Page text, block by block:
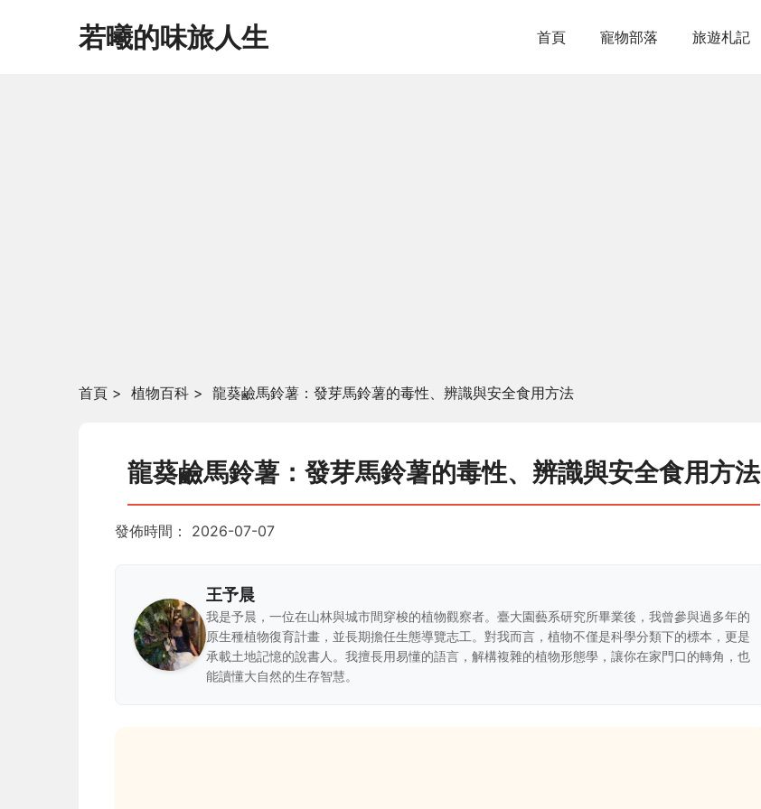
若曦的味旅人生 首頁 寵物部落 旅遊札記
首頁 > 植物百科 > 龍葵鹼馬鈴薯：發芽馬鈴薯的毒性、辨識與安全食用方法
龍葵鹼馬鈴薯：發芽馬鈴薯的毒性、辨識與安全食用方法
發佈時間： 2026-07-07
王予晨
我是予晨，一位在山林與城市間穿梭的植物觀察者。臺大園藝系研究所畢業後，我曾參與過多年的
原生種植物復育計畫，並長期擔任生態導覽志工。對我而言，植物不僅是科學分類下的標本，更是
承載土地記憶的說書人。我擅長用易懂的語言，解構複雜的植物形態學，讓你在家門口的轉角，也
能讀懂大自然的生存智慧。